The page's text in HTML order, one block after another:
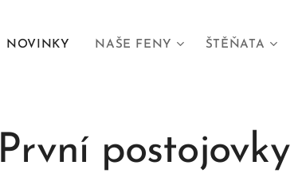
NOVINKY NAŠE FENY ŠTĚŇATA
První postojovky